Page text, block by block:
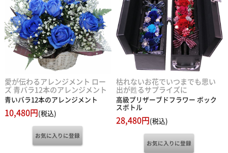
愛が伝わるアレンジメント ロー
ズ 青バラ12本のアレンジメント
青いバラ12本のアレンジメント
10,480円(税込)
枯れないお花でいつまでも思い
出が甦るサプライズに
高級プリザーブドフラワー ボック
スボトル
28,480円(税込)